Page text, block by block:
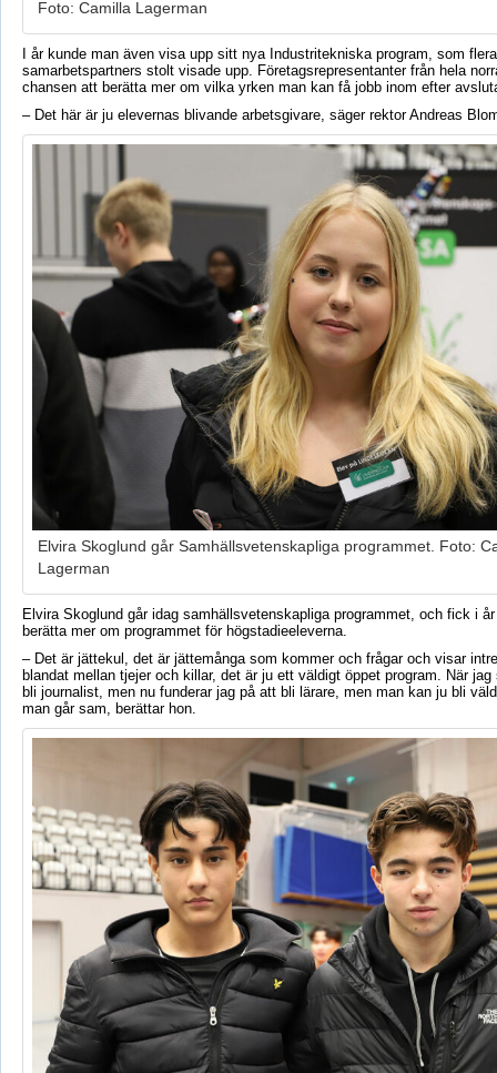
Foto: Camilla Lagerman
I år kunde man även visa upp sitt nya Industritekniska program, som
samarbetspartners stolt visade upp. Företagsrepresentanter från hela
chansen att berätta mer om vilka yrken man kan få jobb inom efter
– Det här är ju elevernas blivande arbetsgivare, säger rektor Andreas
Elvira Skoglund går Samhällsvetenskapliga programmet. Foto:
Lagerman
Elvira Skoglund går idag samhällsvetenskapliga programmet, och fick i
berätta mer om programmet för högstadieeleverna.
– Det är jättekul, det är jättemånga som kommer och frågar och visar
blandat mellan tjejer och killar, det är ju ett väldigt öppet program. När
bli journalist, men nu funderar jag på att bli lärare, men man kan ju bli
man går sam, berättar hon.